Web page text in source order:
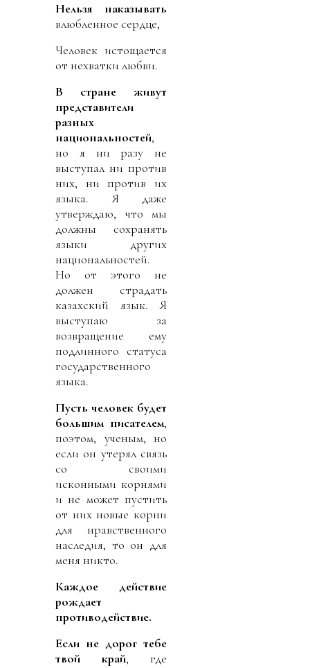
Нельзя наказывать
влюбленное сердце,
Человек истощается
от нехватки любви.
В стране живут
представители
разных
национальностей,
но я ни разу не
выступал ни против
них, ни против их
языка. Я даже
утверждаю, что мы
должны сохранять
языки других
национальностей.
Но от этого не
должен страдать
казахский язык. Я
выступаю за
возвращение ему
подлинного статуса
государственного
языка.
Пусть человек будет
большим писателем,
поэтом, ученым, но
если он утерял связь
со своими
исконными корнями
и не может пустить
от них новые корни
для нравственного
наследия, то он для
меня никто.
Каждое действие
рождает
противодействие.
Если не дорог тебе
твой край, где